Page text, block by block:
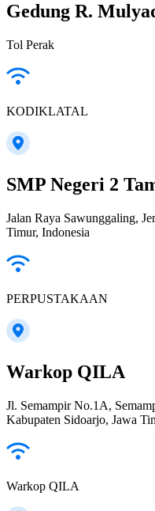
Gedung R.
Tol Perak
KODIKLATAL
SMP Negeri 2
Jalan Raya Sawunggaling,
Timur, Indonesia
PERPUSTAKAAN
Warkop QILA
Jl. Semampir No.1A,
Kabupaten Sidoarjo, Jawa
Warkop QILA